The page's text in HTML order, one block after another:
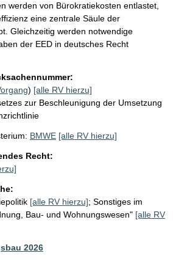
werden von Bürokratiekosten entlastet,
eine zentrale Säule der
Gleichzeitig werden notwendige
der EED in deutsches Recht
) [alle RV hierzu]
zur Beschleunigung der Umsetzung
BMWE [alle RV hierzu]
Recht:
[alle RV hierzu]; Sonstiges im
Bau- und Wohnungswesen" [alle RV
2026